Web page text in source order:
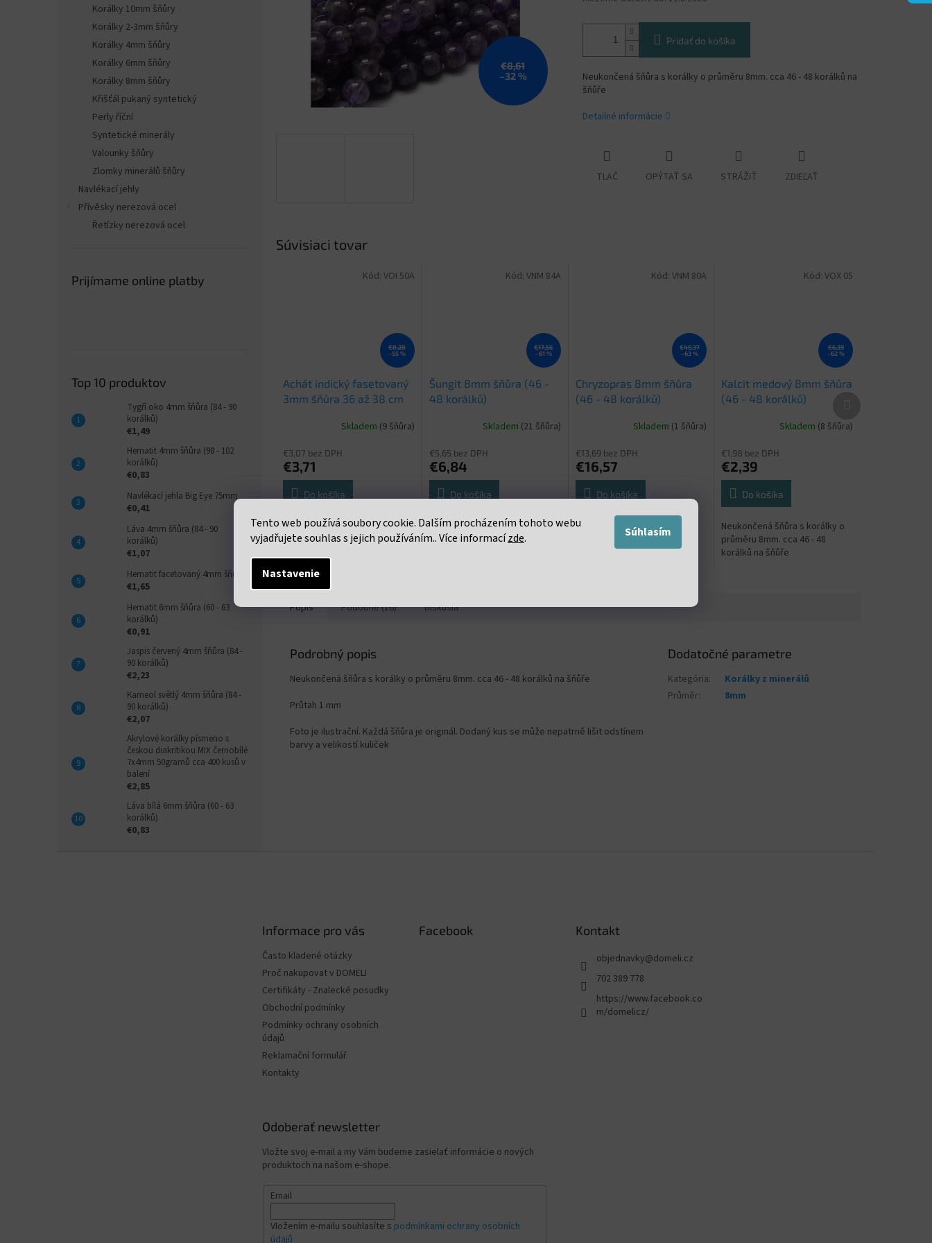
Tento web používá soubory cookie. Dalším procházením tohoto webu
vyjadřujete souhlas s jejich používáním.. Více informacízde.
Nastavenie
Súhlasím
Korálky 10mm šňůry
Korálky 2-3mm šňůry
Korálky 4mm šňůry
Korálky 6mm šňůry
Korálky 8mm šňůry
Křišťál pukaný syntetický
Perly říční
Syntetické minerály
Valounky šňůry
Zlomky minerálů šňůry
Navlékací jehly
Přívěsky nerezová ocel
Řetízky nerezová ocel
Prijímame online platby
Top 10 produktov
Tygří oko 4mm šňůra (84 - 90
korálků)
€1,49
Hematit 4mm šňůra (98 - 102
korálků)
€0,83
Navlékací jehla Big Eye 75mm
€0,41
Láva 4mm šňůra (84 - 90
korálků)
€1,07
Hematit facetovaný 4mm šňůra
€1,65
Hematit 6mm šňůra (60 - 63
korálků)
€0,91
Jaspis červený 4mm šňůra (84 -
90 korálků)
€2,23
Karneol světlý 4mm šňůra (84 -
90 korálků)
€2,07
Akrylové korálky písmeno s
českou diakritikou MIX černobílé
7x4mm 50gramů cca 400 kusů v
balení
€2,85
Láva bílá 6mm šňůra (60 - 63
korálků)
€0,83
€8,61
–32 %
Pridať do košíka
Neukončená šňůra s korálky o průměru 8mm. cca 46 - 48 korálků na
šňůře
Detailné informácie
TLAČ OPÝTAŤ SA STRÁŽIŤ ZDIEĽAŤ
Súvisiaci tovar
€8,28
–55 %
Achát indický fasetovaný
3mm šňůra 36 až 38 cm
Skladem (9 šňůra)
€3,07 bez DPH
€3,71
Do košíka
Neukončená šňůra s korálky o
průměru 10mm. cca 36 - 38
Kód: VOI 50A
€17,56
–61 %
Šungit 8mm šňůra (46 -
48 korálků)
Skladem (21 šňůra)
€5,65 bez DPH
€6,84
Do košíka
Neukončená šňůra s korálky o
průměru 8mm. cca 46 - 48
Kód: VNM 84A
€45,37
–63 %
Chryzopras 8mm šňůra
(46 - 48 korálků)
Skladem (1 šňůra)
€13,69 bez DPH
€16,57
Do košíka
Neukončená šňůra s korálky o
průměru 8mm. cca 46 - 48
korálků na šňůře
Kód:VNM 80A
€6,39
–62 %
Kalcit medový 8mm šňůra
(46 - 48 korálků)
Skladem (8 šňůra)
€1,98 bez DPH
€2,39
Do košíka
Neukončená šňůra s korálky o
průměru 8mm. cca 46 - 48
korálků na šňůře
Kód: VOX 05
Popis Podobné (16) Diskusia
Podrobný popis
Neukončená šňůra s korálky o průměru 8mm. cca 46 - 48 korálků na šňůře
Průtah 1 mm
Foto je ilustrační. Každá šňůra je originál. Dodaný kus se může nepatrně lišit odstínem
barvy a velikostí kuliček
Dodatočné parametre
Kategória:
Korálky z minerálů
Průměr: 8mm
Informace pro vás
Často kladené otázky
Proč nakupovat v DOMELI
Certifikáty - Znalecké posudky
Obchodní podmínky
Podmínky ochrany osobních
údajů
Reklamační formulář
Kontakty
Facebook Kontakt
objednavky@domeli.cz
702 389 778
https://www.facebook.co
m/domelicz/
Odoberať newsletter
Vložte svoj e-mail a my Vám budeme zasielať informácie o nových
produktoch na našom e-shope.
Email
Vložením e-mailu souhlasíte s podmínkami ochrany osobních
údajů